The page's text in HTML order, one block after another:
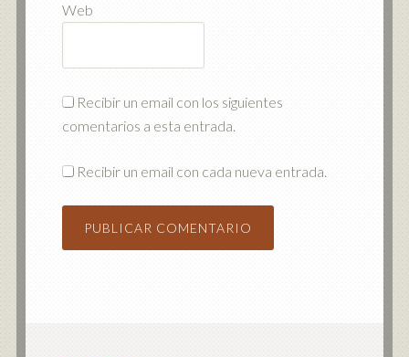
Web
Recibir un email con los siguientes
comentarios a esta entrada.
Recibir un email con cada nueva entrada.